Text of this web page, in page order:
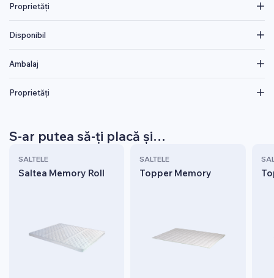
Proprietăți
Disponibil
Ambalaj
Proprietăți
S-ar putea să-ți placă și…
SALTELE
Saltea Memory Roll
SALTELE
Topper Memory